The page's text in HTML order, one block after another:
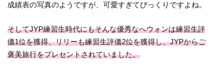
成績表の写真のようですが、可愛すぎてびっくりですよね。
そしてJYP練習生時代にもそんな優秀なへウォンは練習生評
価1位を獲得、リリーも練習生評価2位を獲得し、JYPからご
褒美旅行をプレセントされていました。